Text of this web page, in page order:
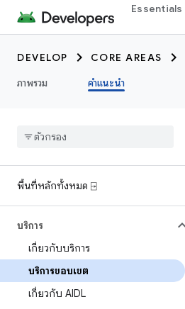
Essentials
DEVELOP CORE AREAS
ภาพรวม
คำแนะนำ
พื้นที่หลักทั้งหมด ⍈
บริการ
เกี่ยวกับบริการ
บริการขอบเขต
เกี่ยวกับ AIDL